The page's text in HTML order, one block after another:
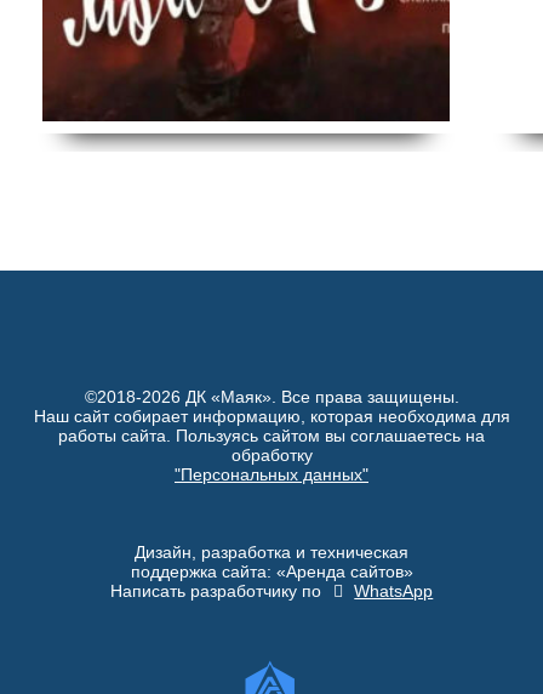
©2018-2026 ДК «Маяк». Все права защищены.
Наш сайт собирает информацию, которая необходима для
работы сайта. Пользуясь сайтом вы соглашаетесь на
обработку
"Персональных данных"
Дизайн, разработка и техническая
поддержка сайта: «Аренда сайтов»
Написать разработчику по
WhatsApp